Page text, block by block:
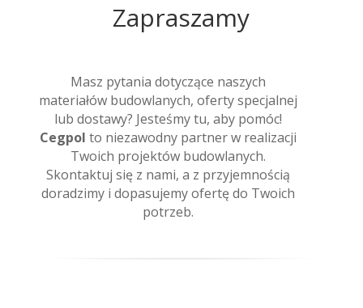
Zapraszamy
Masz pytania dotyczące naszych
materiałów budowlanych, oferty specjalnej
lub dostawy? Jesteśmy tu, aby pomóc!
Cegpol to niezawodny partner w realizacji
Twoich projektów budowlanych.
Skontaktuj się z nami, a z przyjemnością
doradzimy i dopasujemy ofertę do Twoich
potrzeb.